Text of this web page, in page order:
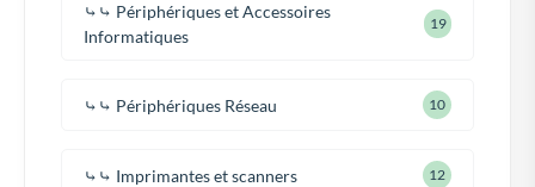
⤷⤷ Périphériques et Accessoires
Informatiques
19
⤷⤷ Périphériques Réseau 10
⤷⤷ Imprimantes et scanners 12